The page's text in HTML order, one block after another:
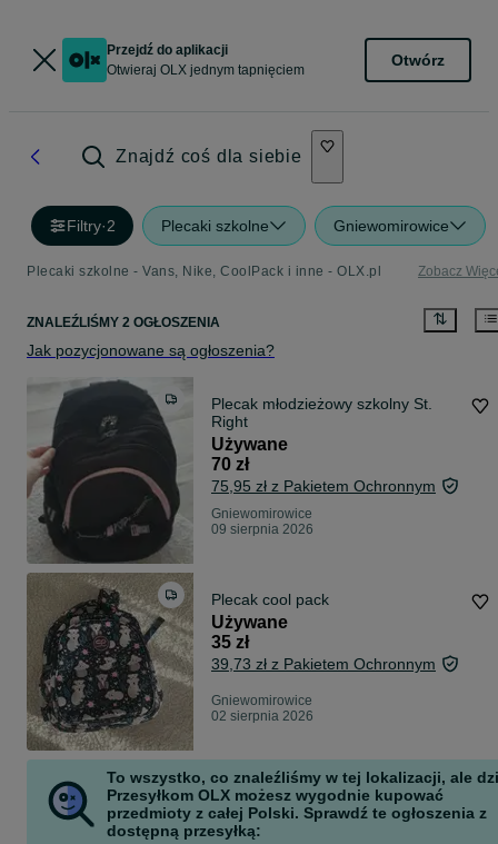
Przejdź do aplikacji
Otwieraj OLX jednym tapnięciem
Otwórz
Znajdź coś dla siebie
Filtry·2 Plecaki szkolne Gniewomirowice
Plecaki szkolne - Vans, Nike, CoolPack i inne - OLX.pl Zobacz
ZNALEŹLIŚMY 2 OGŁOSZENIA
Jak pozycjonowane są ogłoszenia?
Plecak młodzieżowy szkolny St.
Right
Używane
70 zł
75,95 zł z Pakietem Ochronnym
Gniewomirowice
09 sierpnia 2026
Plecak cool pack
Używane
35 zł
39,73 zł z Pakietem Ochronnym
Gniewomirowice
02 sierpnia 2026
To wszystko, co znaleźliśmy w tej lokalizacji, ale
Przesyłkom OLX możesz wygodnie kupować
przedmioty z całej Polski. Sprawdź te ogłoszenia z
dostępną przesyłką: